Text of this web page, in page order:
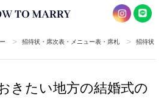
> 招待状・席次表・メニュー表・席札 > 招待状
きたい地方の結婚式の